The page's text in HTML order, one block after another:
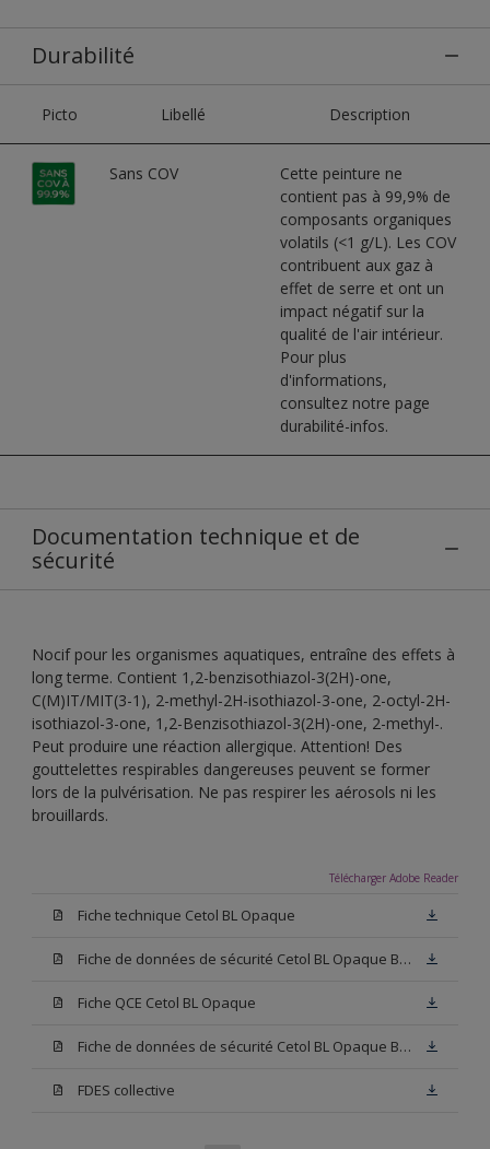
Durabilité
Picto Libellé Description
Sans COV
Cette peinture ne
contient pas à 99,9% de
composants organiques
volatils (<1 g/L). Les COV
contribuent aux gaz à
effet de serre et ont un
impact négatif sur la
qualité de l'air intérieur.
Pour plus
d'informations,
consultez notre page
durabilité-infos.
Documentation technique et de
sécurité
Nocif pour les organismes aquatiques, entraîne des effets à
long terme. Contient 1,2-benzisothiazol-3(2H)-one,
C(M)IT/MIT(3-1), 2-methyl-2H-isothiazol-3-one, 2-octyl-2H-
isothiazol-3-one, 1,2-Benzisothiazol-3(2H)-one, 2-methyl-.
Peut produire une réaction allergique. Attention! Des
gouttelettes respirables dangereuses peuvent se former
lors de la pulvérisation. Ne pas respirer les aérosols ni les
brouillards.
Télécharger Adobe Reader
Fiche technique Cetol BL Opaque
Fiche de données de sécurité Cetol BL Opaque Blanc
Fiche QCE Cetol BL Opaque
Fiche de données de sécurité Cetol BL Opaque Base W05
FDES collective